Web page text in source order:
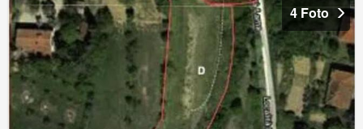
4 Foto